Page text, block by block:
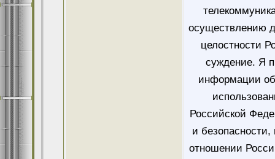
осуществлению
целостности
суждение. Я
информации
Российской
и безопасности,
отношении